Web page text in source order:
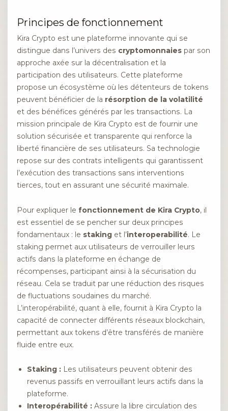
Principes de fonctionnement
Kira Crypto est une plateforme innovante qui se
distingue dans l’univers des cryptomonnaies par son
approche axée sur la décentralisation et la
participation des utilisateurs. Cette plateforme
propose un écosystème où les détenteurs de tokens
peuvent bénéficier de la résorption de la volatilité
et des bénéfices générés par les transactions. La
mission principale de Kira Crypto est de fournir une
solution sécurisée et transparente qui renforce la
liberté financière de ses utilisateurs. Sa technologie
repose sur des contrats intelligents qui garantissent
l’exécution des transactions sans interventions
tierces, tout en assurant une sécurité maximale.
Pour expliquer le fonctionnement de Kira Crypto, il
est essentiel de se pencher sur deux principes
fondamentaux : le staking et l’interoperabilité. Le
staking permet aux utilisateurs de verrouiller leurs
actifs dans la plateforme en échange de
récompenses, participant ainsi à la sécurisation du
réseau. Cela se traduit par une réduction des risques
de fluctuations soudaines du marché.
L’interopérabilité, quant à elle, fournit à Kira Crypto la
capacité de connecter différents réseaux blockchain,
permettant aux tokens d’être transférés de manière
fluide entre eux.
Staking : Les utilisateurs peuvent obtenir des
revenus passifs en verrouillant leurs actifs dans la
plateforme.
Interopérabilité : Assure la libre circulation des